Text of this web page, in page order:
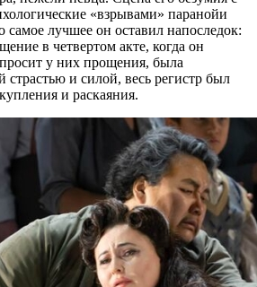
«взрывами» паранойи
самое лучшее он оставил напоследок:
в четвертом акте, когда он
у них прощения, была
страстью и силой, весь регистр был
и раскаяния.